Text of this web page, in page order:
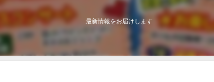
最新情報をお届けします